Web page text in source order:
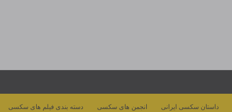
دسته بندی فیلم های سکسی انجمن های سکسی داستان سکسی ایرانی